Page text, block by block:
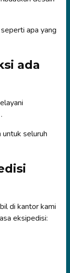
apa yang
ada
untuk seluruh
di kantor kami
eksipedisi: